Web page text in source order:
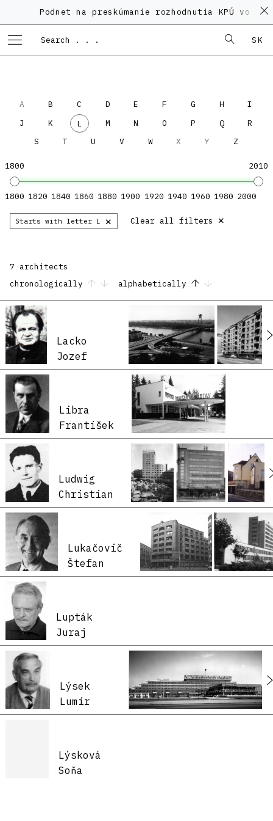
Podnet na preskúmanie rozhodnutia KPÚ vo
SK
A B C D E F G H
I
J
K L M N O P Q
R
S
T U V W X Y Z
1800 2010
1800 1820 1840 1860 1880 1900 1920 1940 1960 1980 2000
Starts with letter L × Clear all filters ×
7 architects
chronologically
alphabetically
Lacko
Jozef
Libra
František
Ludwig
Christian
Lukačovič
Štefan
Lupták
Juraj
Lýsek
Lumír
Lýsková
Soňa